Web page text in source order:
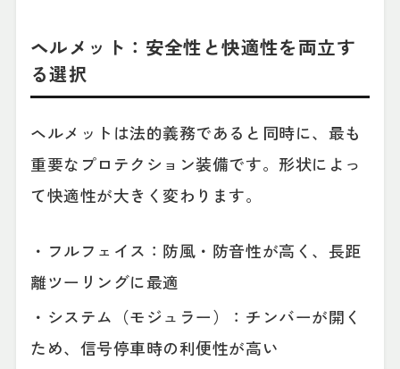
ヘルメット：安全性と快適性を両立す
る選択
ヘルメットは法的義務であると同時に、最も
重要なプロテクション装備です。形状によっ
て快適性が大きく変わります。
・フルフェイス：防風・防音性が高く、長距
離ツーリングに最適
・システム（モジュラー）：チンバーが開く
ため、信号停車時の利便性が高い